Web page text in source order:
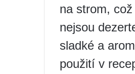
na strom,
nejsou
sladké a
použití v